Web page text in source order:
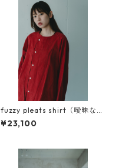
fuzzy pleats shirt（曖昧なシ
ャツ）キュプラコットン使用
¥23,100